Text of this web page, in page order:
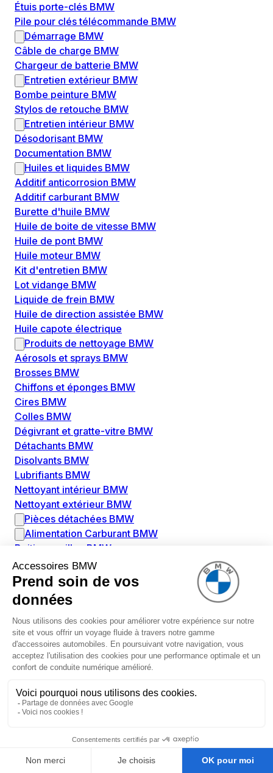
Étuis porte-clés BMW
Pile pour clés télécommande BMW
Démarrage BMW
Câble de charge BMW
Chargeur de batterie BMW
Entretien extérieur BMW
Bombe peinture BMW
Stylos de retouche BMW
Entretien intérieur BMW
Désodorisant BMW
Documentation BMW
Huiles et liquides BMW
Additif anticorrosion BMW
Additif carburant BMW
Burette d'huile BMW
Huile de boite de vitesse BMW
Huile de pont BMW
Huile moteur BMW
Kit d'entretien BMW
Lot vidange BMW
Liquide de frein BMW
Huile de direction assistée BMW
Huile capote électrique
Produits de nettoyage BMW
Aérosols et sprays BMW
Brosses BMW
Chiffons et éponges BMW
Cires BMW
Colles BMW
Dégivrant et gratte-vitre BMW
Détachants BMW
Disolvants BMW
Lubrifiants BMW
Nettoyant intérieur BMW
Nettoyant extérieur BMW
Pièces détachées BMW
Alimentation Carburant BMW
Boitier papillon BMW
Faisceau de câble pour réservoir avec pompe
d'aspiration BMW
Injecteur BMW
Pompe à carburant BMW
Pompe diesel BMW
Allumage / Préchauffage BMW
Bobines d'allumage BMW
Boitier de préchauffage BMW
Amortissement BMW
Amortisseurs BMW
Cassette de ressort en roulé BMW